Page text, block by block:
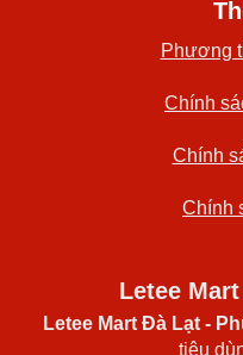
Phương
Chính
Chính
Chính
Letee
Letee Mart Đà Lạt -
tiêu